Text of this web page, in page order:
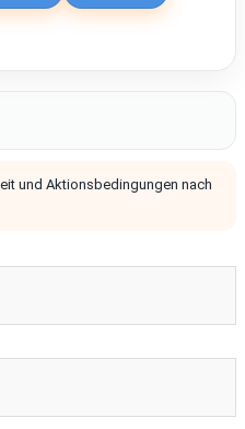
und Aktionsbedingungen nach